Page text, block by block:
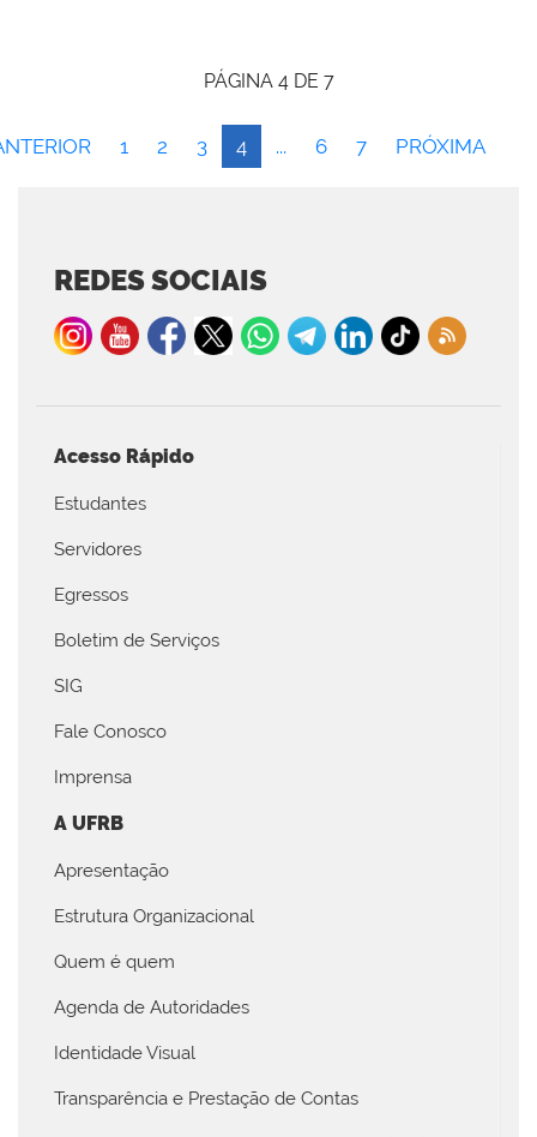
PÁGINA 4 DE 7
1 2 3 4 ... 6 7 PRÓXIMA
REDES SOCIAIS
Acesso Rápido
Estudantes
Servidores
Egressos
Boletim de Serviços
SIG
Fale Conosco
Imprensa
A UFRB
Apresentação
Estrutura Organizacional
Quem é quem
Agenda de Autoridades
Identidade Visual
Transparência e Prestação de Contas